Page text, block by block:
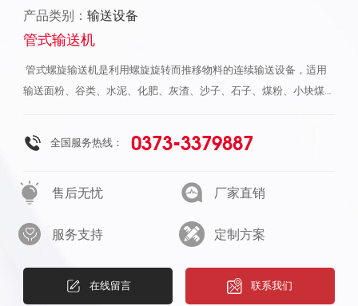
产品类别： 输送设备
管式输送机
管式螺旋输送机是利用螺旋旋转而推移物料的连续输送设备，适用
输送面粉、谷类、水泥、化肥、灰渣、沙子、石子、煤粉、小块煤等
粘性太大、易结块的物料。管式螺旋输送机可布置成水平或倾式，管
式螺旋输送机如需变向输送，应作特殊订货。 单管螺旋被广泛使用
轻工、粮食及食品行业；适用于水平、垂直或倾斜输送。螺旋输送机
间可多点装、不用移动驱动装置，拆卸吊轴承时不用移动螺旋，不拆
维修方便。螺旋输送机不宜输磅易变质的、粘性大的、易结块的物
料，这些物料在输送时会粘结在螺旋上，并随之旋而不向前移动或者
全国服务热线： 0373-3379887
售后无忧 厂家直销
服务支持 定制方案
在线留言 联系我们